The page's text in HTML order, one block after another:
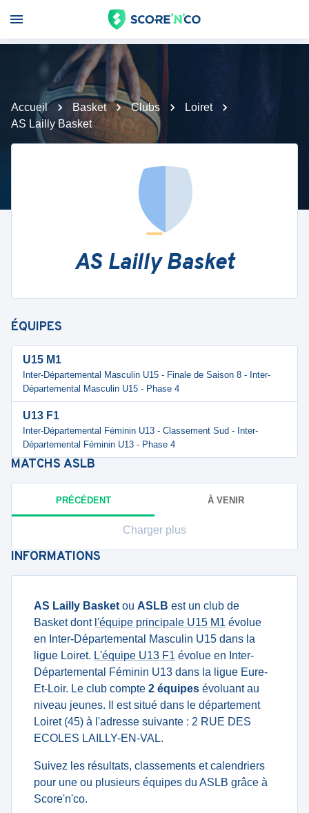
Accueil Basket Clubs
Loiret
AS Lailly Basket
AS Lailly Basket
ÉQUIPES
U15 M1
Inter-Départemental Masculin U15 - Finale de Saison 8 - Inter-
Départemental Masculin U15 - Phase 4
U13 F1
Inter-Départemental Féminin U13 - Classement Sud - Inter-
Départemental Féminin U13 - Phase 4
MATCHS ASLB
PRÉCÉDENT À VENIR
Charger plus
INFORMATIONS
AS Lailly Basket ou ASLB est un club de
Basket dont l'équipe principale U15 M1 évolue
en Inter-Départemental Masculin U15 dans la
ligue Loiret. L'équipe U13 F1 évolue en Inter-
Départemental Féminin U13 dans la ligue Eure-
Et-Loir. Le club compte 2 équipes évoluant au
niveau jeunes. Il est situé dans le département
Loiret (45) à l'adresse suivante : 2 RUE DES
ECOLES LAILLY-EN-VAL.
Suivez les résultats, classements et calendriers
pour une ou plusieurs équipes du ASLB grâce à
Score'n'co.